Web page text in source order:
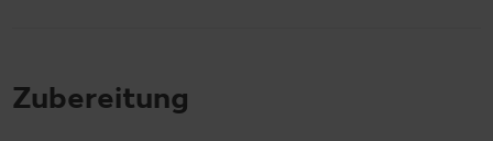
Zubereitung